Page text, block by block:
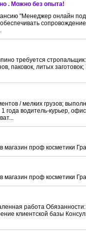
. Можно без опыта!
"Менеджер онлайн
тpeбуeтcя
паковок, литых
/ мелких грузов;
года водитель-курьер,
магазин проф косметики
магазин проф косметики
работа
клиентской базы